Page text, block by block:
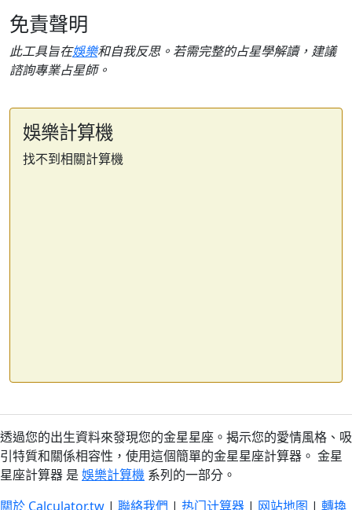
免責聲明
此工具旨在娛樂和自我反思。若需完整的占星學解讀，建議
諮詢專業占星師。
娛樂計算機
找不到相關計算機
透過您的出生資料來發現您的金星星座。揭示您的愛情風格、吸
引特質和關係相容性，使用這個簡單的金星星座計算器。 金星
星座計算器 是 娛樂計算機 系列的一部分。
關於 Calculator.tw | 聯絡我們 | 热门计算器 | 网站地图 | 轉換